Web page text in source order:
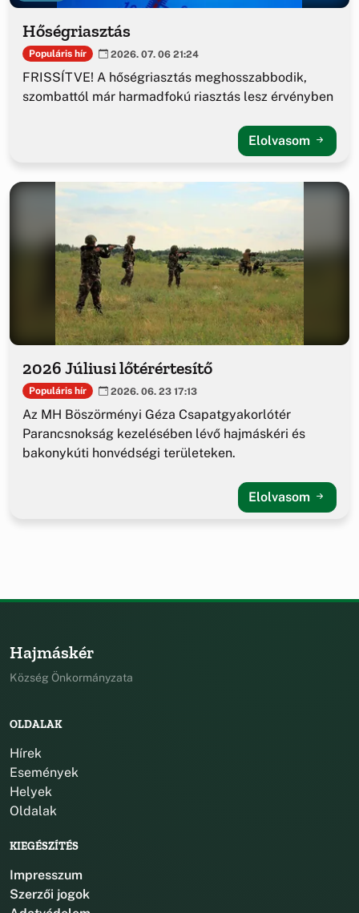
Hőségriasztás
Populáris hír 2026. 07. 06 21:24
FRISSÍTVE! A hőségriasztás meghosszabbodik,
szombattól már harmadfokú riasztás lesz érvényben
Elolvasom
2026 Júliusi lőtérértesítő
Populáris hír 2026. 06. 23 17:13
Az MH Böszörményi Géza Csapatgyakorlótér
Parancsnokság kezelésében lévő hajmáskéri és
bakonykúti honvédségi területeken.
Elolvasom
Hajmáskér
Község Önkormányzata
OLDALAK
Hírek
Események
Helyek
Oldalak
KIEGÉSZÍTÉS
Impresszum
Szerzői jogok